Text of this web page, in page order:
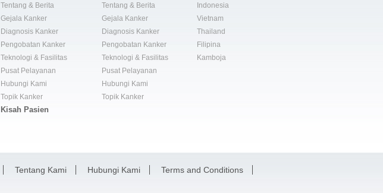
Tentang & Berita
Gejala Kanker
Diagnosis Kanker
Pengobatan Kanker
Teknologi & Fasilitas
Pusat Pelayanan
Hubungi Kami
Topik Kanker
Kisah Pasien
Tentang & Berita
Gejala Kanker
Diagnosis Kanker
Pengobatan Kanker
Teknologi & Fasilitas
Pusat Pelayanan
Hubungi Kami
Topik Kanker
Indonesia
Vietnam
Thailand
Filipina
Kamboja
Tentang Kami Hubungi Kami
Terms and Conditions